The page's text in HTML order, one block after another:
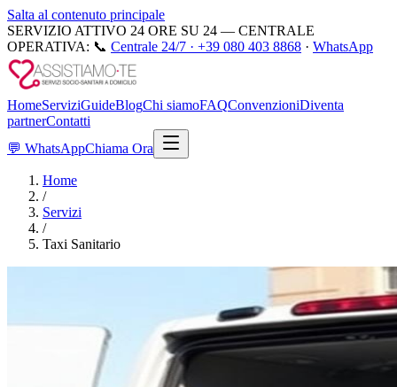
Salta al contenuto principale
SERVIZIO ATTIVO 24 ORE SU 24 — CENTRALE
OPERATIVA: 📞 Centrale 24/7 · +39 080 403 8868 · WhatsApp
HomeServiziGuideBlogChi siamoFAQConvenzioniDiventa
partnerContatti
💬 WhatsAppChiama Ora
Home
/
Servizi
/
Taxi Sanitario